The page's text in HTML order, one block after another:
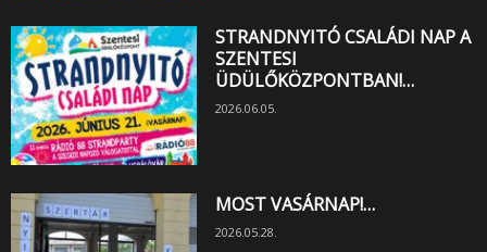
STRANDNYITÓ CSALÁDI NAP A
SZENTESI
ÜDÜLŐKÖZPONTBAN!…
2026.06.05.
MOST VASÁRNAP!…
2026.05.28.